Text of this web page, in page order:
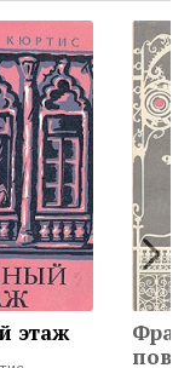
этаж